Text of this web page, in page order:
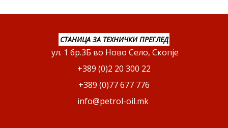
СТАНИЦА ЗА ТЕХНИЧКИ ПРЕГЛЕД
ул. 1 бр.3Б во Ново Село, Скопје
+389 (0)2 20 300 22
+389 (0)77 677 776
info@petrol-oil.mk